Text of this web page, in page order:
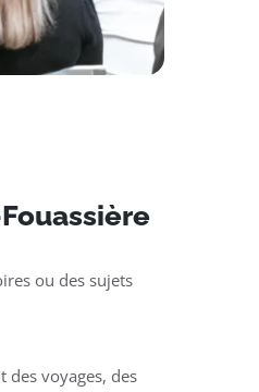
ou des sujets
des voyages, des